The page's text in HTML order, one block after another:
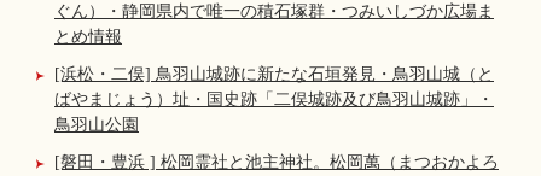
ぐん）・静岡県内で唯一の積石塚群・つみいしづか広場ま
とめ情報
[浜松・二俣] 鳥羽山城跡に新たな石垣発見・鳥羽山城（と
ばやまじょう）址・国史跡「二俣城跡及び鳥羽山城跡」・
鳥羽山公園
[磐田・豊浜 ] 松岡霊社と池主神社。松岡萬（まつおかよろ